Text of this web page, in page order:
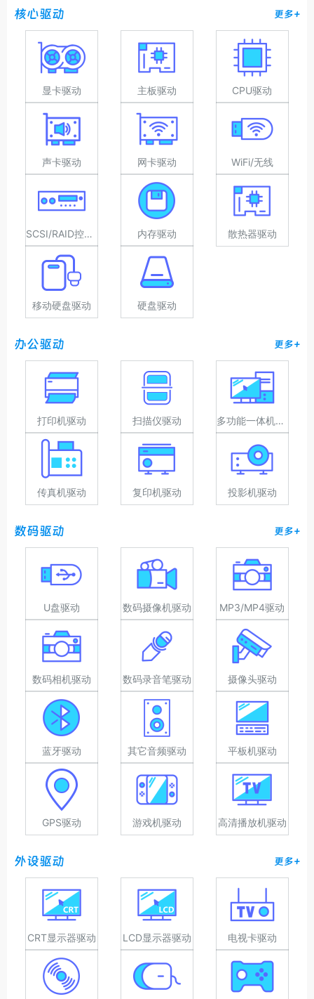
核心驱动 更多+
显卡驱动 主板驱动 CPU驱动
声卡驱动 网卡驱动 WiFi/无线
SCSI/RAID控制器驱动 内存驱动 散热器驱动
移动硬盘驱动 硬盘驱动
办公驱动 更多+
打印机驱动 扫描仪驱动 多功能一体机驱动
传真机驱动 复印机驱动 投影机驱动
数码驱动 更多+
U盘驱动 数码摄像机驱动 MP3/MP4驱动
数码相机驱动 数码录音笔驱动 摄像头驱动
蓝牙驱动 其它音频驱动 平板机驱动
GPS驱动 游戏机驱动 高清播放机驱动
外设驱动 更多+
CRT显示器驱动 LCD显示器驱动 电视卡驱动